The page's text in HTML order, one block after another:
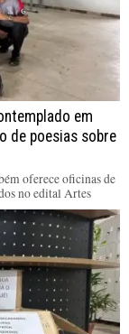
em
de poesias sobre
oferece oficinas de
no edital Artes